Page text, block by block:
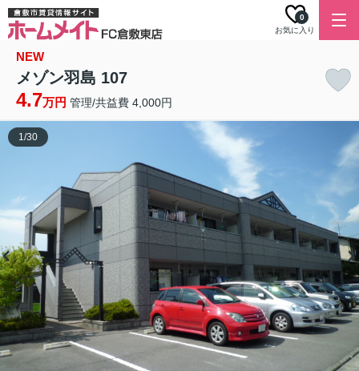
お気に入り
0
NEW
メゾン羽島 107
4.7万円 管理/共益費 4,000円
1/30